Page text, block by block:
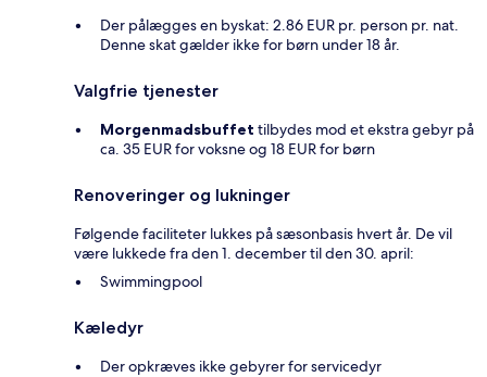
Der pålægges en byskat: 2.86 EUR pr. person pr. nat.
Denne skat gælder ikke for børn under 18 år.
Valgfrie tjenester
Morgenmadsbuffet tilbydes mod et ekstra gebyr på
ca. 35 EUR for voksne og 18 EUR for børn
Renoveringer og lukninger
Følgende faciliteter lukkes på sæsonbasis hvert år. De vil
være lukkede fra den 1. december til den 30. april:
Swimmingpool
Kæledyr
Der opkræves ikke gebyrer for servicedyr